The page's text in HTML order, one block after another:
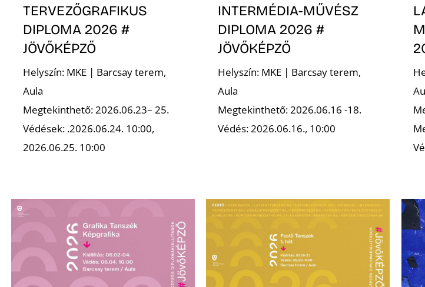
TERVEZŐGRAFIKUS
DIPLOMA 2026 #
JÖVŐKÉPZŐ
Helyszín: MKE | Barcsay terem,
Aula
Megtekinthető: 2026.06.23– 25.
Védések: .2026.06.24. 10:00,
2026.06.25. 10:00
INTERMÉDIA-MŰVÉSZ
DIPLOMA 2026 #
JÖVŐKÉPZŐ
Helyszín: MKE | Barcsay terem,
Aula
Megtekinthető: 2026.06.16 -18.
Védés: 2026.06.16., 10:00